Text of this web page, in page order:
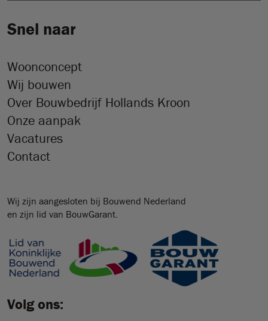
Snel naar
Woonconcept
Wij bouwen
Over Bouwbedrijf Hollands Kroon
Onze aanpak
Vacatures
Contact
Wij zijn aangesloten bij Bouwend Nederland
en zijn lid van BouwGarant.
Volg ons: